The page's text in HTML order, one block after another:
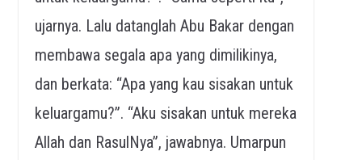
ujarnya. Lalu datanglah Abu Bakar dengan
membawa segala apa yang dimilikinya,
dan berkata: “Apa yang kau sisakan untuk
keluargamu?”. “Aku sisakan untuk mereka
Allah dan RasulNya”, jawabnya. Umarpun